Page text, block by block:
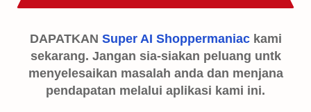
DAPATKAN Super AI Shoppermaniackami
sekarang. Jangan sia-siakan peluang untk
menyelesaikan masalah anda dan menjana
pendapatan melalui aplikasi kami ini.